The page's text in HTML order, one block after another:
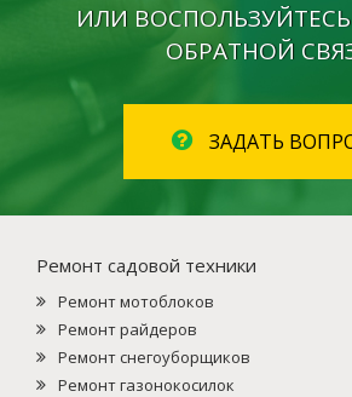
ИЛИ
ОБРАТНОЙ
ЗАДАТЬ
Ремонт садовой техники
Ремонт мотоблоков
Ремонт райдеров
Ремонт снегоуборщиков
Ремонт газонокосилок